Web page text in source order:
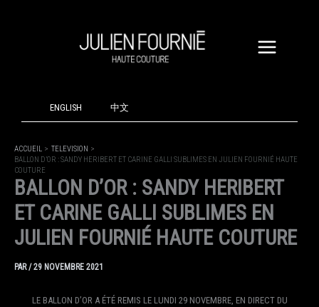
ENGLISH 中文
ACCUEIL
TELEVISION
BALLON D’OR : SANDY HERIBERT ET CARINE GALLI SUBLIMES EN JULIEN FOURNIÉ HAUTE
COUTURE
BALLON D’OR : SANDY HERIBERT
ET CARINE GALLI SUBLIMES EN
JULIEN FOURNIÉ HAUTE COUTURE
PAR/29 NOVEMBRE 2021
LE BALLON D’OR A ÉTÉ REMIS LE LUNDI 29 NOVEMBRE, EN DIRECT DU